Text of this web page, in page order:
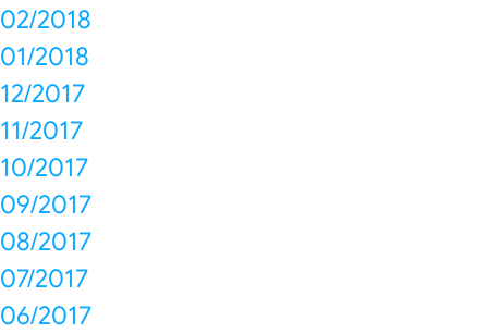
02/2018
01/2018
12/2017
11/2017
10/2017
09/2017
08/2017
07/2017
06/2017